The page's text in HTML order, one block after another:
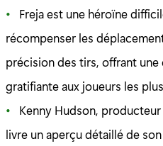
Freja est une héroïne
récompenser les
précision des tirs, offrant
gratifiante aux joueurs les
Kenny Hudson,
livre un aperçu détaillé de